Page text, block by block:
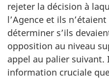
rejeter la décision à
l’Agence et ils
déterminer s’ils
opposition au niveau
appel au palier suivant.
information cruciale